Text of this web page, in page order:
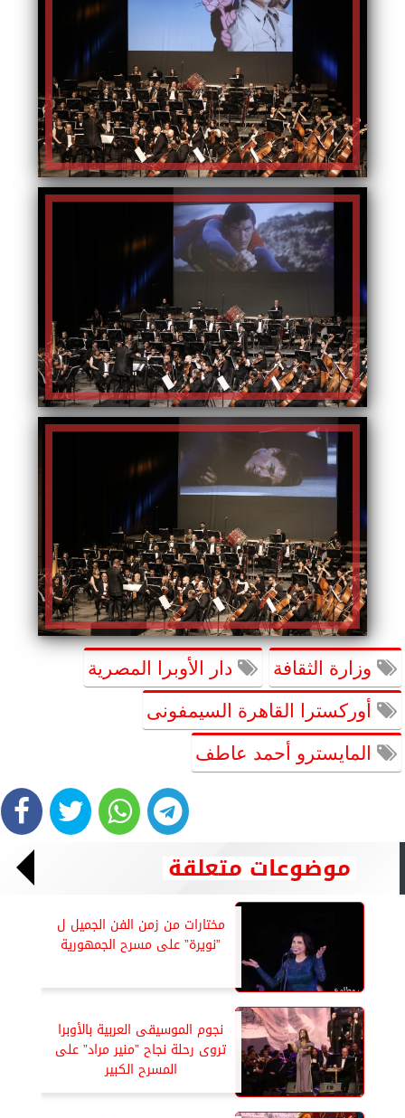
وزارة الثقافة دار الأوبرا المصرية
أوركسترا القاهرة السيمفونى
المايسترو أحمد عاطف
موضوعات متعلقة
مختارات من زمن الفن الجميل ل
”نويرة” على مسرح الجمهورية
نجوم الموسيقى العربية بالأوبرا
تروى رحلة نجاح ”منير مراد” على
المسرح الكبير